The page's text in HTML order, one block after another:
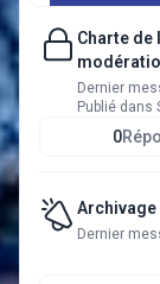
Charte de
Dernier
Publié dans
0
Archivage
Dernier